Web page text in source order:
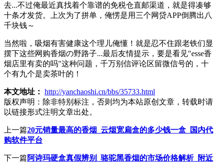
去...不过俺最近真找着个靠谱的免税仓直邮渠道，就是得凑够
十条才发货。上次为了拼单，俺愣是用三个网贷APP倒腾出八
千块钱～
当然啦，吸烟有害健康这个理儿俺懂！就是忍不住跟老铁们显
摆下这些网购香烟の野路子...最后友情提示，要是看见"esse香
烟店里有卖的吗"这种问题，千万别信评论区留微信号的，十
个有九个是卖茶叶的！
本文地址： http://yanchaoshi.cn/bbs/35733.html
版权声明： 除非特别标注，否则均为本站原创文章，转载时请
以链接形式注明文章出处。
上一篇20元销量最高的香烟_云烟宽扁盒的多少钱一盒_国内代
购软件平台
下一篇阿诗玛硬盒真假辨别_骆驼黑香烟的市场价格解析_附近